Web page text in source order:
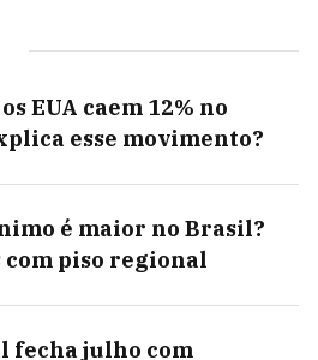
EUA caem 12% no
esse movimento?
é maior no Brasil?
com piso regional
fecha julho com